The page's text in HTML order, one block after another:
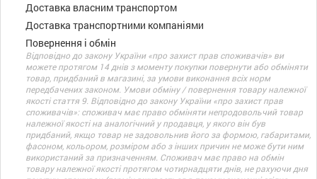
Доставка власним транспортом
Доставка транспортними компаніями
Повернення і обмін
Відповідно до закону України «про захист прав споживачів» ви
можете протягом 14 днів з моменту покупки повернути або обміняти
товар, придбаний в магазині, за умови виконання всіх норм
передбачених законом. Умови обміну / повернення товару належної
якості стаття 9. Відповідно до закону України «про захист прав
споживачів»: споживач має право обміняти непродовольчий товар
належної якості на аналогічний у продавця, у якого він був
придбаний, якщо товар не задовольнив його за формою, габаритами,
фасоном, кольором, розміром або з інших причин не може бути ним
використаний за призначенням. Споживач має право на обмін
товару належної якості протягом чотирнадцяти днів, не рахуючи дня